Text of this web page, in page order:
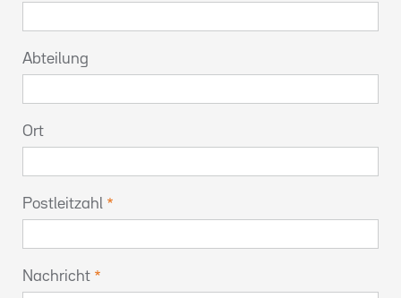
Abteilung
Ort
Postleitzahl
Nachricht